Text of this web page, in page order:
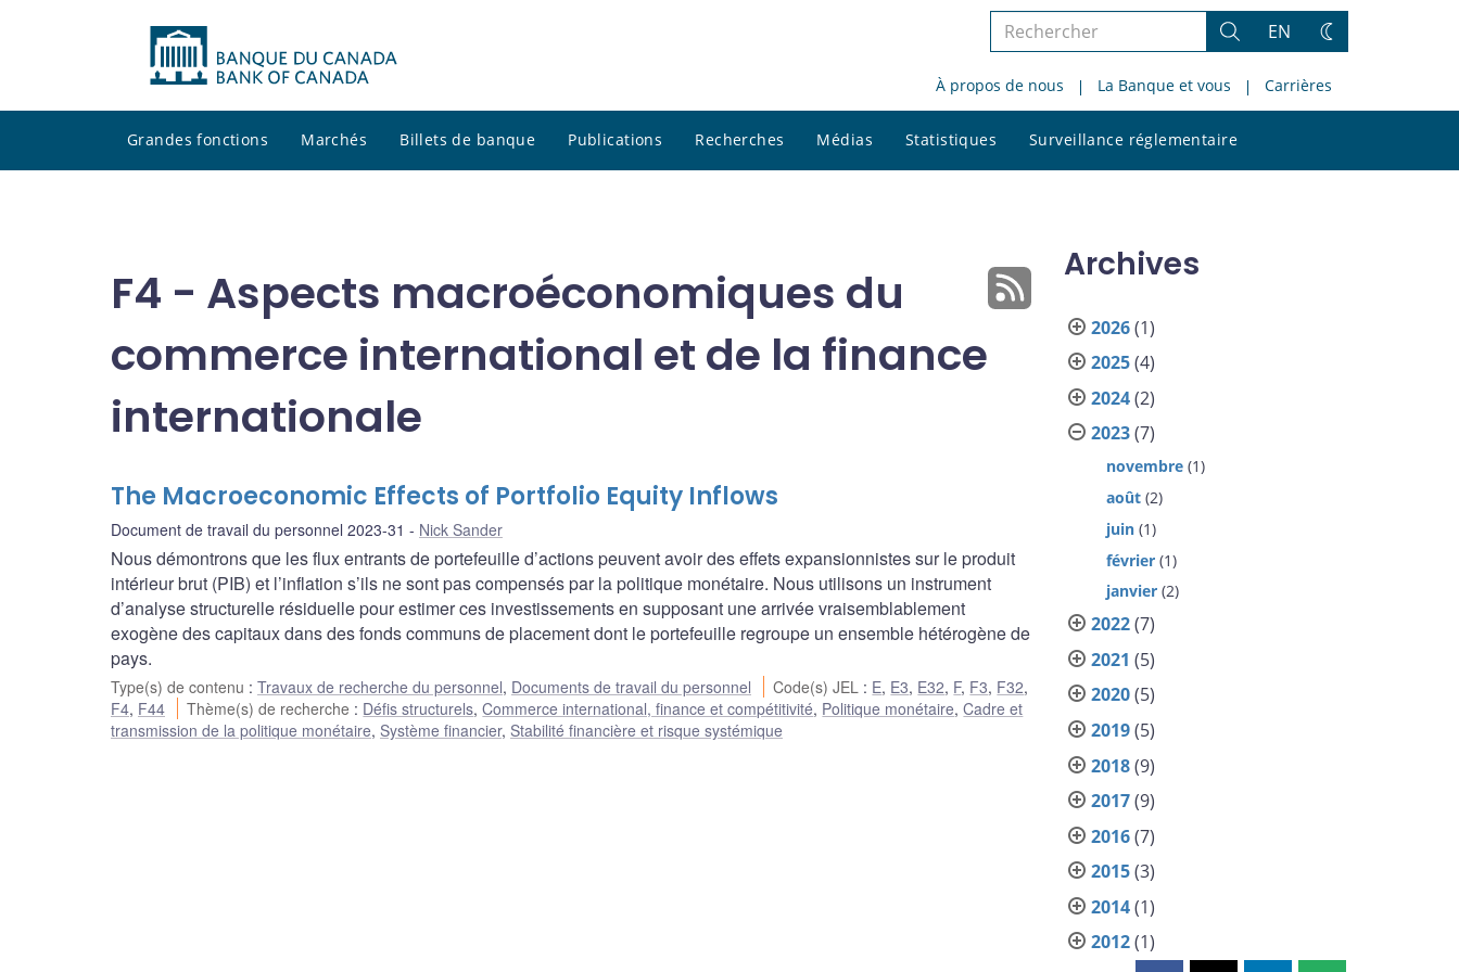
Rechercher
le
site
Rechercher
EN
Changez
thème
À propos de nous La Banque et vous Carrières
Grandes fonctions Marchés Billets de banque Publications Recherches Médias Statistiques Surveillance réglementaire
le
F4 - Aspects macroéconomiques du
commerce international et de la finance
internationale
The Macroeconomic Effects of Portfolio Equity Inflows
Document de travail du personnel 2023-31 Nick Sander
Nous démontrons que les flux entrants de portefeuille d’actions peuvent avoir des effets expansionnistes sur le produit
intérieur brut (PIB) et l’inflation s’ils ne sont pas compensés par la politique monétaire. Nous utilisons un instrument
d’analyse structurelle résiduelle pour estimer ces investissements en supposant une arrivée vraisemblablement
exogène des capitaux dans des fonds communs de placement dont le portefeuille regroupe un ensemble hétérogène de
pays.
Type(s) de contenu : Travaux de recherche du personnel, Documents de travail du personnel Code(s) JEL : E, E3, E32, F, F3, F32,
F4, F44 Thème(s) de recherche : Défis structurels,Commerce international, finance et compétitivité, Politique monétaire,Cadre et
transmission de la politique monétaire, Système financier, Stabilité financière et risque systémique
Archives
2026(1)
2025(4)
2024(2)
2023(7)
novembre (1)
août (2)
juin (1)
février (1)
janvier (2)
2022(7)
2021 (5)
2020(5)
2019(5)
2018(9)
2017(9)
2016(7)
2015(3)
2014(1)
2012(1)